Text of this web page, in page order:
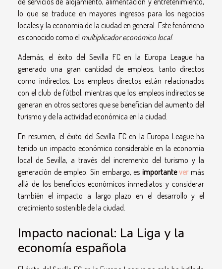
lo que se traduce en mayores ingresos para los negocios
locales y la economía de la ciudad en general. Este fenómeno
es conocido como el multiplicador económico local.
Además, el éxito del Sevilla FC en la Europa League ha
generado una gran cantidad de empleos, tanto directos
como indirectos. Los empleos directos están relacionados
con el club de fútbol, mientras que los empleos indirectos se
generan en otros sectores que se benefician del aumento del
turismo y de la actividad económica en la ciudad.
En resumen, el éxito del Sevilla FC en la Europa League ha
tenido un impacto económico considerable en la economía
local de Sevilla, a través del incremento del turismo y la
generación de empleo. Sin embargo, es importantevermás
allá de los beneficios económicos inmediatos y considerar
también el impacto a largo plazo en el desarrollo y el
crecimiento sostenible de la ciudad.
Impacto nacional: La Liga y la
economía española